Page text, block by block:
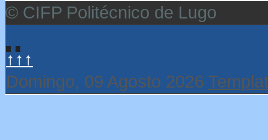
© CIFP Politécnico de Lugo
↑↑↑
Domingo, 09 Agosto 2026